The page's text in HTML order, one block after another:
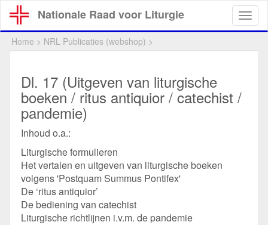
Overslaan
en
naar
Nationale Raad voor Liturgie
Home > NRL Publicaties (webshop) >
Dl. 17 (Uitgeven van liturgische
boeken / ritus antiquior / catechist /
pandemie)
Inhoud o.a.:
Liturgische formulieren
Het vertalen en uitgeven van liturgische boeken
volgens 'Postquam Summus Pontifex'
De ‘ritus antiquior’
De bediening van catechist
Liturgische richtlijnen i.v.m. de pandemie